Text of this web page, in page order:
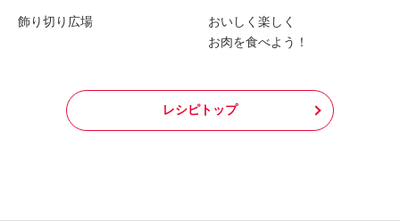
飾り切り広場
おいしく楽しく
お肉を食べよう！
レシピトップ